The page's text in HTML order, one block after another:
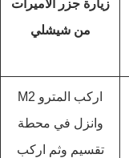
زيارة جزر الاميرات
من شيشلي
اركب المترو M2
وانزل في محطة
تقسيم وثم اركب